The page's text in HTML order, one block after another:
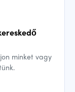
minket vagy